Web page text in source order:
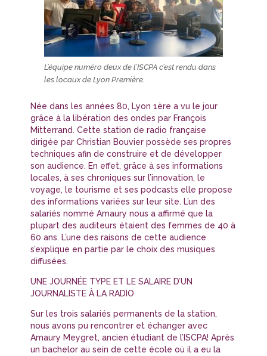
L’équipe numéro deux de l’ISCPA c’est rendu dans
les locaux de Lyon Première.
Née dans les années 80, Lyon 1ère a vu le jour
grâce à la libération des ondes par François
Mitterrand. Cette station de radio française
dirigée par Christian Bouvier possède ses propres
techniques afin de construire et de développer
son audience. En effet, grâce à ses informations
locales, à ses chroniques sur l’innovation, le
voyage, le tourisme et ses podcasts elle propose
des informations variées sur leur site. L’un des
salariés nommé Amaury nous a affirmé que la
plupart des auditeurs étaient des femmes de 40 à
60 ans. L’une des raisons de cette audience
s’explique en partie par le choix des musiques
diffusées.
UNE JOURNÉE TYPE ET LE SALAIRE D’UN
JOURNALISTE À LA RADIO
Sur les trois salariés permanents de la station,
nous avons pu rencontrer et échanger avec
Amaury Meygret, ancien étudiant de l’ISCPA! Après
un bachelor au sein de cette école où il a eu la